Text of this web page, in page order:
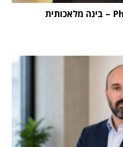
"העתיד הוא Physical AI – בינה מלאכותית